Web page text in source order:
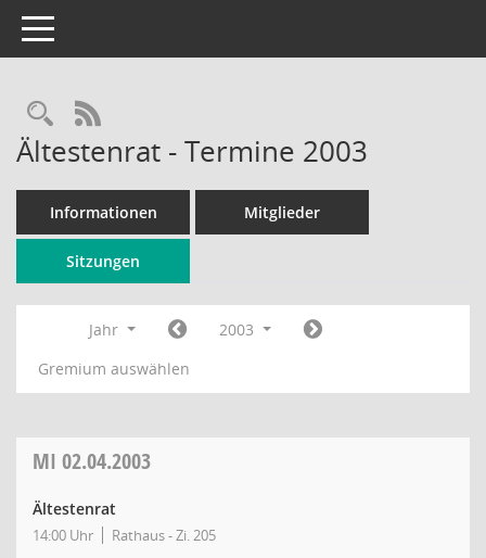
Toggle navigation
Rechercheauswahl
RSS-Feed
Ältestenrat - Termine 2003
Informationen Mitglieder
Sitzungen
Jahr
2003
Gremium auswählen
MI 02.04.2003
Ältestenrat
14:00 Uhr Rathaus - Zi. 205